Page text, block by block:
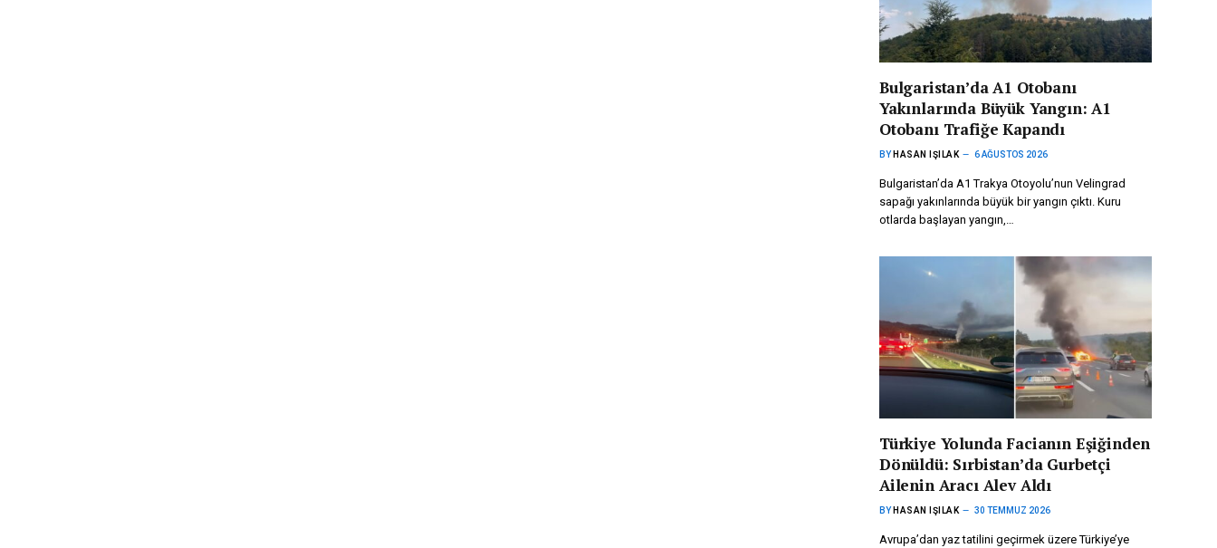
Bulgaristan’da A1 Otobanı
Yakınlarında Büyük Yangın: A1
Otobanı Trafiğe Kapandı
BY HASAN IŞILAK 6 AĞUSTOS 2026
Bulgaristan’da A1 Trakya Otoyolu’nun Velingrad
sapağı yakınlarında büyük bir yangın çıktı. Kuru
otlarda başlayan yangın,…
Türkiye Yolunda Facianın Eşiğinden
Dönüldü: Sırbistan’da Gurbetçi
Ailenin Aracı Alev Aldı
BY HASAN IŞILAK 30 TEMMUZ 2026
Avrupa’dan yaz tatilini geçirmek üzere Türkiye’ye